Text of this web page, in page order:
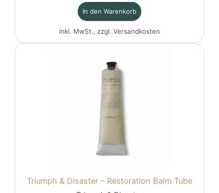
In den Warenkorb
inkl. MwSt., zzgl. Versandkosten
Triumph & Disaster – Restoration Balm Tube